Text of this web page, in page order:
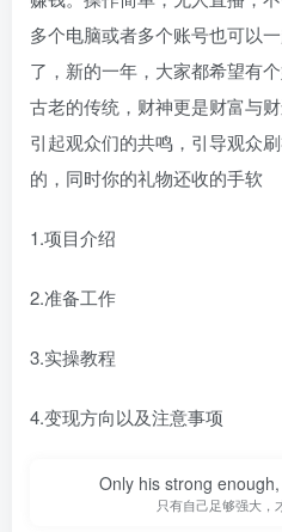
多个电脑或者多个账号也可以
了，新的一年，大家都希望有
古老的传统，财神更是财富与
引起观众们的共鸣，引导观众
的，同时你的礼物还收的手软
1.项目介绍
2.准备工作
3.实操教程
4.变现方向以及注意事项
Only his strong
只有自己足够强大，